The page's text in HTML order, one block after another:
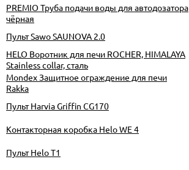
PREMIO Труба подачи воды для автодозатора
чёрная
Пульт Sawo SAUNOVA 2.0
HELO Воротник для печи ROCHER, HIMALAYA
Stainless collar, сталь
Mondex Защитное ограждение для печи
Rakka
Пульт Harvia Griffin CG170
Контакторная коробка Helo WE 4
Пульт Helo T1